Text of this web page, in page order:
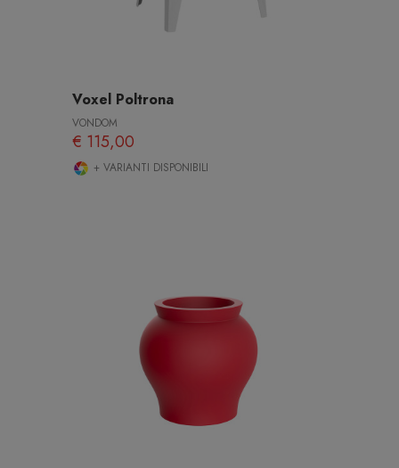
Voxel Poltrona
VONDOM
€ 115,00
+ VARIANTI DISPONIBILI